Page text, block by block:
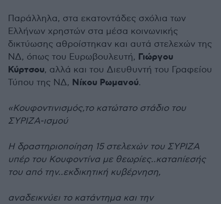
Παράλληλα, στα εκατοντάδες σχόλια των
Ελλήνων χρηστών στα μέσα κοινωνικής
δικτύωσης αθροίστηκαν και αυτά στελεχών της
ΝΔ, όπως του Ευρωβουλευτή, Γιώργου
Κύρτσου, αλλά και του Διευθυντή του Γραφείου
Τύπου της ΝΔ, Νίκου Ρωμανού.
«Κουφοντινισμός,το κατώτατο στάδιο του
ΣΥΡΙΖΑ-ισμού
Η δραστηριοποίηση 15 στελεχών του ΣΥΡΙΖΑ
υπέρ του Κουφοντίνα με θεωρίες..καταπίεσής
του από την..εκδικητική κυβέρνηση,
αναδεικνύει το κατάντημα και την